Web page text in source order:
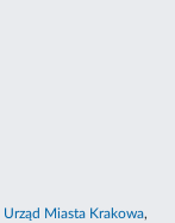
Urząd Miasta Krakowa,